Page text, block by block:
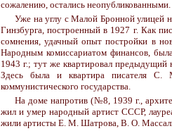
сожалению, остались неопубликованными.
Уже на углу с Малой Бронной улицей
Гинзбурга, построенный в 1927 г. Как
сомнения, удачный опыт постройки в
Народным комиссариатом финансов,
1943 г.; тут же квартировал
Здесь была и квартира писателя С.
коммунистического государства.
На доме напротив (№8, 1939 г.,
жил и умер народный артист СССР,
жили артисты Е. М. Шатрова, В. О.